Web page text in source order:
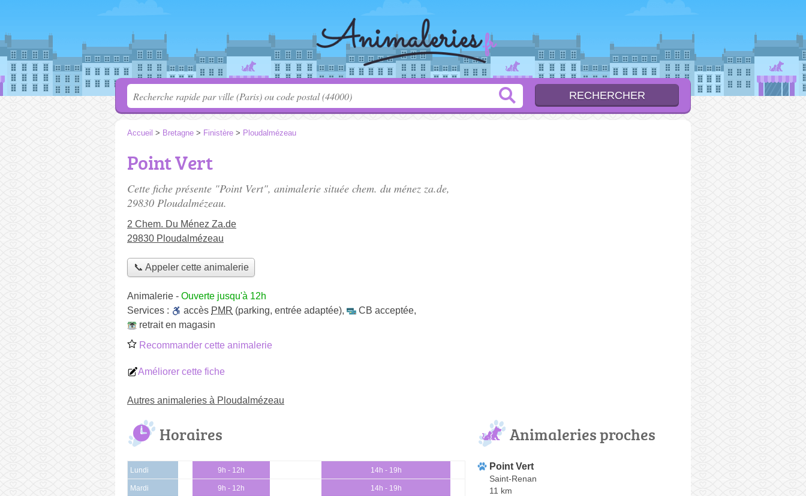
Accueil > Bretagne > Finistère > Ploudalmézeau
Point Vert
Cette fiche présente "Point Vert", animalerie située chem. du ménez za.de,
29830 Ploudalmézeau.
2 Chem. Du Ménez Za.de
29830 Ploudalmézeau
📞 Appeler cette animalerie
Animalerie - Ouverte jusqu'à 12h
Services :
accès PMR (parking, entrée adaptée), CB acceptée,
retrait en magasin
Recommander cette animalerie
Améliorer cette fiche
Autres animaleries à Ploudalmézeau
Horaires
Lundi 9h - 12h 14h - 19h
Mardi 9h - 12h 14h - 19h
Animaleries proches
Point Vert
Saint-Renan
11 km